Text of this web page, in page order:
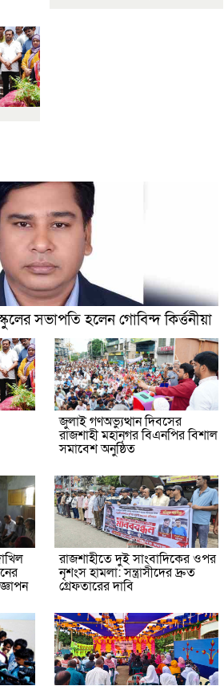
সভাপতি হলেন গোবিন্দ কির্ত্তনীয়া
জুলাই গণঅভ্যুত্থান দিবসের
রাজশাহী মহানগর বিএনপির বিশাল
সমাবেশ অনুষ্ঠিত
রাজশাহীতে দুই সাংবাদিকের ওপর
নৃশংস হামলা: সন্ত্রাসীদের দ্রুত
গ্রেফতারের দাবি